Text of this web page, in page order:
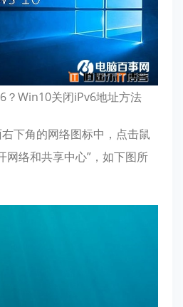
？Win10关闭iPv6地址方法
下角的网络图标中，点击鼠
网络和共享中心”，如下图所